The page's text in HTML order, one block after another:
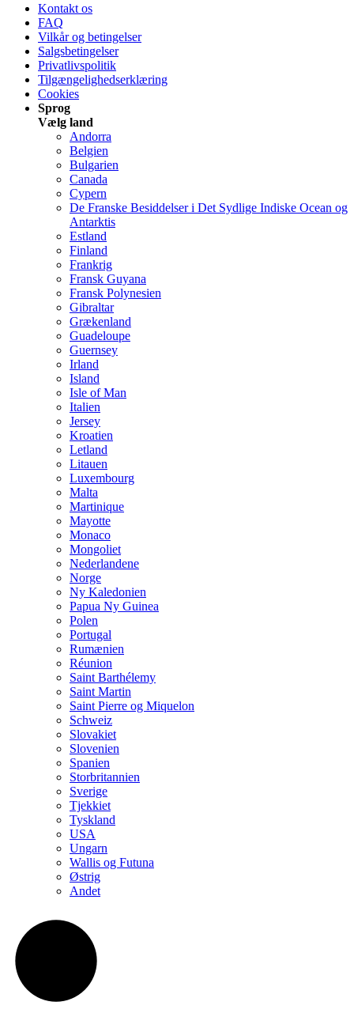
Kontakt os
FAQ
Vilkår og betingelser
Salgsbetingelser
Privatlivspolitik
Tilgængelighedserklæring
Cookies
Sprog
Vælg land
Andorra
Belgien
Bulgarien
Canada
Cypern
De Franske Besiddelser i Det Sydlige Indiske Ocean og
Antarktis
Estland
Finland
Frankrig
Fransk Guyana
Fransk Polynesien
Gibraltar
Grækenland
Guadeloupe
Guernsey
Irland
Island
Isle of Man
Italien
Jersey
Kroatien
Letland
Litauen
Luxembourg
Malta
Martinique
Mayotte
Monaco
Mongoliet
Nederlandene
Norge
Ny Kaledonien
Papua Ny Guinea
Polen
Portugal
Rumænien
Réunion
Saint Barthélemy
Saint Martin
Saint Pierre og Miquelon
Schweiz
Slovakiet
Slovenien
Spanien
Storbritannien
Sverige
Tjekkiet
Tyskland
USA
Ungarn
Wallis og Futuna
Østrig
Andet